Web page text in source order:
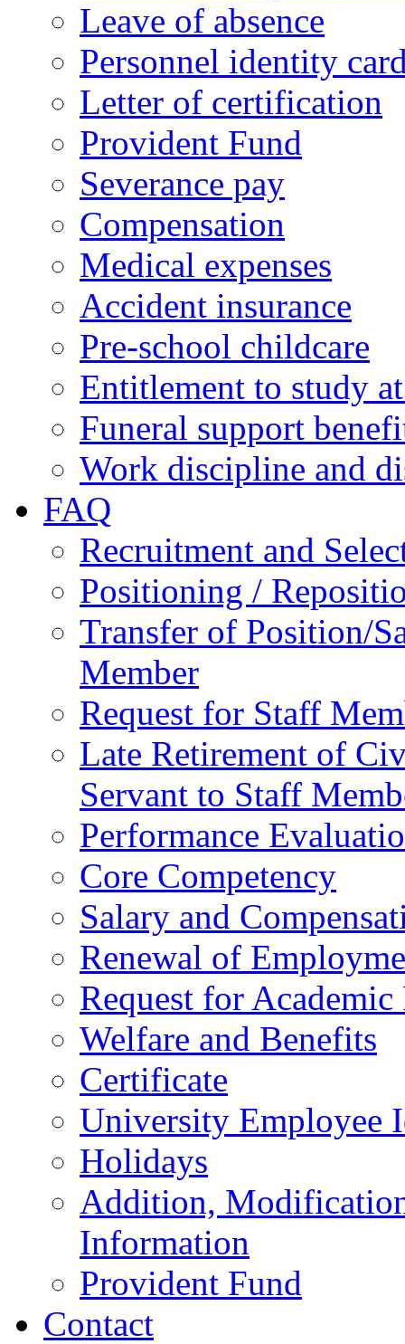
Leave of absence
Personnel identity
Letter of certification
Provident Fund
Severance pay
Compensation
Medical expenses
Accident insurance
Pre-school childcare
Entitlement to study
Funeral support
Work discipline and
FAQ
Recruitment and
Positioning /
Transfer of Position/
Member
Request for Staff
Late Retirement of
Servant to Staff
Performance
Core Competency
Salary and
Renewal of
Request for Academic
Welfare and Benefits
Certificate
University Employee
Holidays
Addition,
Information
Provident Fund
Contact